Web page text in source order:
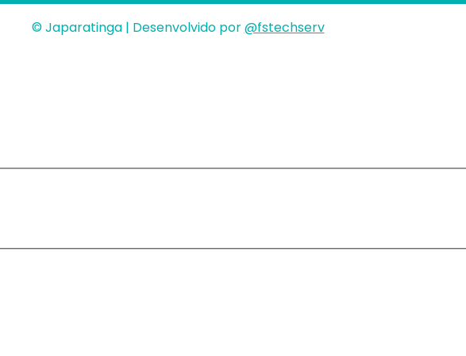
© Japaratinga | Desenvolvido por@fstechserv